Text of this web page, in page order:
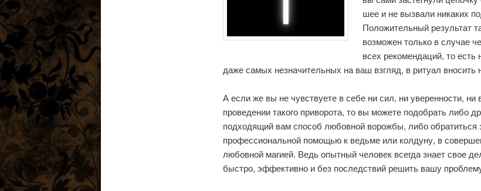
шее и не вызвали никаких
Положительный результат
возможен только в случае
всех рекомендаций, то есть
даже самых незначительных на ваш взгляд, в ритуал вносить
А если же вы не чувствуете в себе ни сил, ни уверенности, ни
проведении такого приворота, то вы можете подобрать либо
подходящий вам способ любовной ворожбы, либо обратиться
профессиональной помощью к ведьме или колдуну, в
любовной магией. Ведь опытный человек всегда знает свое
быстро, эффективно и без последствий решить вашу